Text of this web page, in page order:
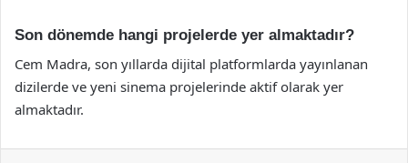
Son dönemde hangi projelerde yer almaktadır?
Cem Madra, son yıllarda dijital platformlarda yayınlanan
dizilerde ve yeni sinema projelerinde aktif olarak yer
almaktadır.